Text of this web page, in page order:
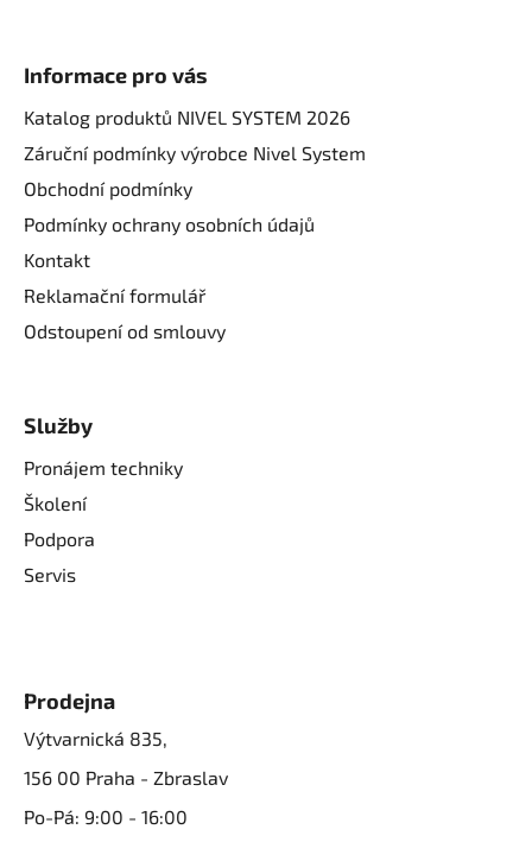
Informace pro vás
Katalog produktů NIVEL SYSTEM 2026
Záruční podmínky výrobce Nivel System
Obchodní podmínky
Podmínky ochrany osobních údajů
Kontakt
Reklamační formulář
Odstoupení od smlouvy
Služby
Pronájem techniky
Školení
Podpora
Servis
Prodejna
Výtvarnická 835,
156 00 Praha - Zbraslav
Po-Pá: 9:00 - 16:00